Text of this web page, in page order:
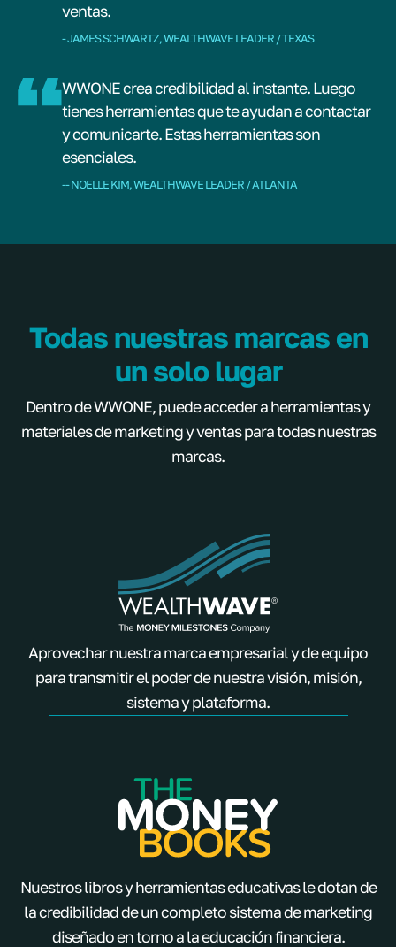
ventas.
- JAMES SCHWARTZ, WEALTHWAVE LEADER / TEXAS
WWONE crea credibilidad al instante. Luego
tienes herramientas que te ayudan a contactar
y comunicarte. Estas herramientas son
esenciales.
-- NOELLE KIM, WEALTHWAVE LEADER / ATLANTA
Todas nuestras marcas en
un solo lugar
Dentro de WWONE, puede acceder a herramientas y
materiales de marketing y ventas para todas nuestras
marcas.
Aprovechar nuestra marca empresarial y de equipo
para transmitir el poder de nuestra visión, misión,
sistema y plataforma.
Nuestros libros y herramientas educativas le dotan de
la credibilidad de un completo sistema de marketing
diseñado en torno a la educación financiera.